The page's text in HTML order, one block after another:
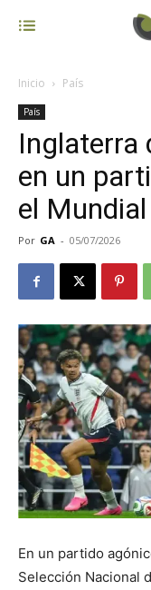
Inicio País
País
Inglaterra
en un
el
Por GA - 05/07/2026
En un partido
Selección Nacional